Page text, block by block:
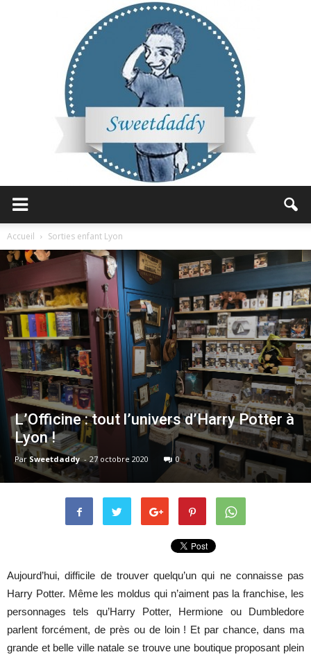
Accueil Sorties enfant Lyon
L’Officine : tout l’univers d’Harry Potter à
Lyon !
Par Sweetdaddy - 27 octobre 2020 0
Aujourd’hui, difficile de trouver quelqu’un qui ne connaisse pas
Harry Potter. Même les moldus qui n’aiment pas la franchise, les
personnages tels qu’Harry Potter, Hermione ou Dumbledore
parlent forcément, de près ou de loin ! Et par chance, dans ma
grande et belle ville natale se trouve une boutique proposant plein